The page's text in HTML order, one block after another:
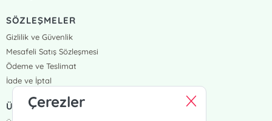
SÖZLEŞMELER
Gizlilik ve Güvenlik
Mesafeli Satış Sözleşmesi
Ödeme ve Teslimat
İade ve İptal
ÜYELİK VE SİPARİŞ
Çerezler